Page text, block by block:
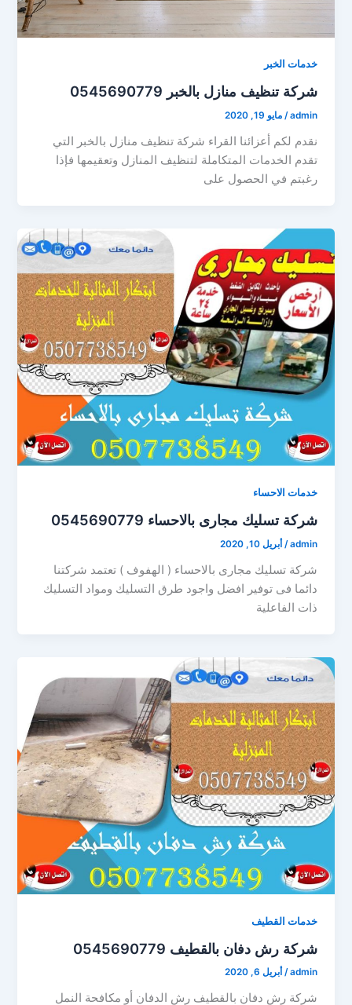
خدمات الخبر
شركة تنظيف منازل بالخبر 0545690779
admin
/مايو 19, 2020
نقدم لكم أعزائنا القراء شركة تنظيف منازل بالخبر التي
تقدم الخدمات المتكاملة لتنظيف المنازل وتعقيمها فإذا
رغبتم في الحصول على
خدمات الاحساء
شركة تسليك مجارى بالاحساء 0545690779
admin
/أبريل 10, 2020
شركة تسليك مجارى بالاحساء ( الهفوف ) تعتمد شركتنا
دائما فى توفير افضل واجود طرق التسليك ومواد التسليك
ذات الفاعلية
خدمات القطيف
شركة رش دفان بالقطيف 0545690779
admin
/ أبريل 6, 2020
شركة رش دفان بالقطيف رش الدفان أو مكافحة النمل